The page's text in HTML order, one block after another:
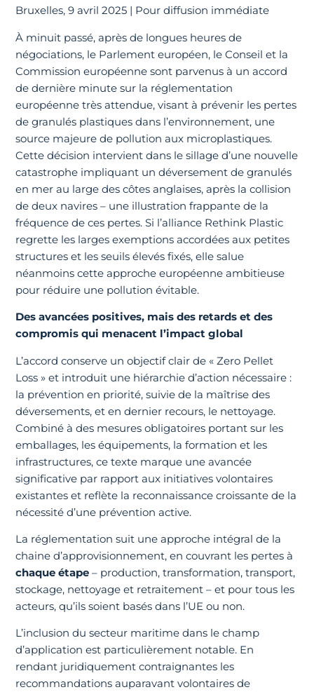
Bruxelles, 9 avril 2025 | Pour diffusion immédiate
À minuit passé, après de longues heures de
négociations, le Parlement européen, le Conseil et la
Commission européenne sont parvenus à un accord
de dernière minute sur la réglementation
européenne très attendue, visant à prévenir les pertes
de granulés plastiques dans l’environnement, une
source majeure de pollution aux microplastiques.
Cette décision intervient dans le sillage d’une nouvelle
catastrophe impliquant un déversement de granulés
en mer au large des côtes anglaises, après la collision
de deux navires – une illustration frappante de la
fréquence de ces pertes. Si l’alliance Rethink Plastic
regrette les larges exemptions accordées aux petites
structures et les seuils élevés fixés, elle salue
néanmoins cette approche européenne ambitieuse
pour réduire une pollution évitable.
Des avancées positives, mais des retards et des
compromis qui menacent l’impact global
L’accord conserve un objectif clair de « Zero Pellet
Loss » et introduit une hiérarchie d’action nécessaire :
la prévention en priorité, suivie de la maîtrise des
déversements, et en dernier recours, le nettoyage.
Combiné à des mesures obligatoires portant sur les
emballages, les équipements, la formation et les
infrastructures, ce texte marque une avancée
significative par rapport aux initiatives volontaires
existantes et reflète la reconnaissance croissante de la
nécessité d’une prévention active.
La réglementation suit une approche intégral de la
chaine d’approvisionnement, en couvrant les pertes à
chaque étape – production, transformation, transport,
stockage, nettoyage et retraitement – et pour tous les
acteurs, qu’ils soient basés dans l’UE ou non.
L’inclusion du secteur maritime dans le champ
d’application est particulièrement notable. En
rendant juridiquement contraignantes les
recommandations auparavant volontaires de